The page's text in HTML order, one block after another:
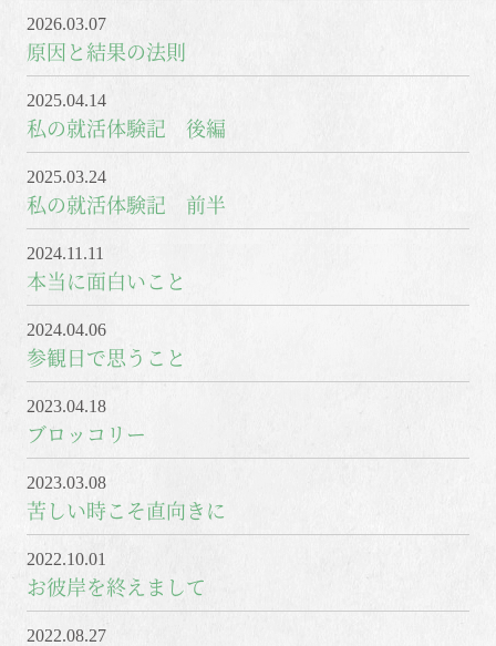
2026.03.07
原因と結果の法則
2025.04.14
私の就活体験記 後編
2025.03.24
私の就活体験記 前半
2024.11.11
本当に面白いこと
2024.04.06
参観日で思うこと
2023.04.18
ブロッコリー
2023.03.08
苦しい時こそ直向きに
2022.10.01
お彼岸を終えまして
2022.08.27